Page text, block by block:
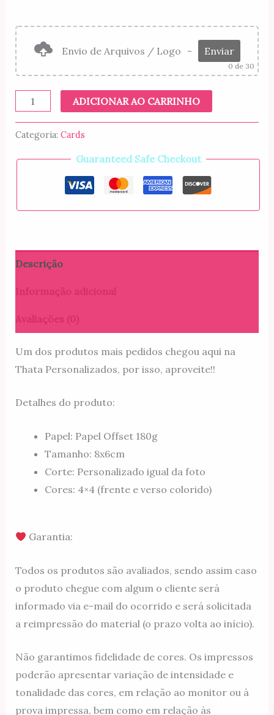
Envio de Arquivos / Logo - Enviar
0 de 30
Card
Liguinha
ADICIONAR AO CARRINHO
Categoria: Cards
Guaranteed Safe Checkout
Descrição
Um dos produtos mais pedidos chegou aqui na
Thata Personalizados, por isso, aproveite!!
Detalhes do produto:
Papel: Papel Offset 180g
Tamanho: 8x6cm
Corte: Personalizado igual da foto
Cores: 4×4 (frente e verso colorido)
Garantia:
Todos os produtos são avaliados, sendo assim caso
o produto chegue com algum o cliente será
informado via e-mail do ocorrido e será solicitada
a reimpressão do material (o prazo volta ao início).
Não garantimos fidelidade de cores. Os impressos
poderão apresentar variação de intensidade e
tonalidade das cores, em relação ao monitor ou à
prova impressa, bem como em relação às